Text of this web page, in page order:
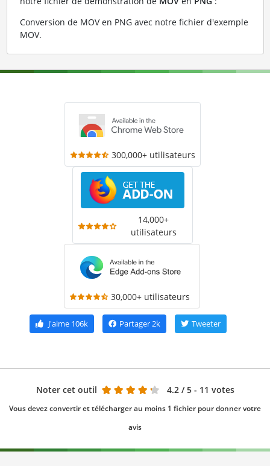
Conversion de MOV en PNG avec notre fichier d'exemple
MOV.
300,000+ utilisateurs
14,000+
utilisateurs
30,000+ utilisateurs
J'aime106k Partager2k Tweeter
Noter cet outil 4.2 / 5 - 11 votes
Vous devez convertir et télécharger au moins 1 fichier pour donner votre
avis